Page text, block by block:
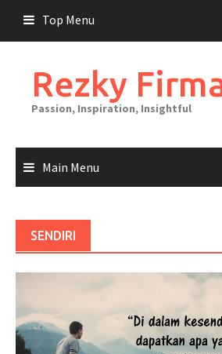
content
Top Menu
Rezky
Passion, Inspiration, Insightful
Main Menu
SENDIRI